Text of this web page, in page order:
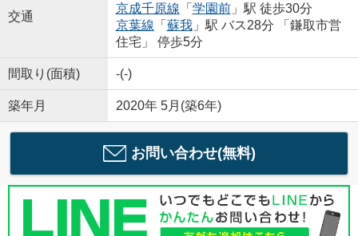
交通
京成千原線 「 学園前」駅 徒歩30分
京葉線 「 蘇我」駅 バス28分 「鎌取市営
住宅」 停歩5分
間取り(面積) -(-)
築年月 2020年 5月(築6年)
お問い合わせ(無料)